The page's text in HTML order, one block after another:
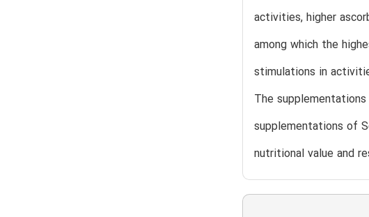
activities, higher
among which the
stimulations in
The
supplementations of
nutritional value and